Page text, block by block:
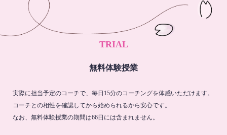
TRIAL
無料体験授業
実際に担当予定のコーチで、毎日15分のコーチングを体感いただけます。
コーチとの相性を確認してから始められるから安心です。
なお、無料体験授業の期間は66日には含まれません。